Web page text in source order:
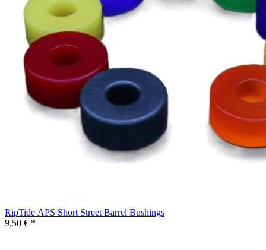
RipTide APS Short Street Barrel Bushings
9,50 € *